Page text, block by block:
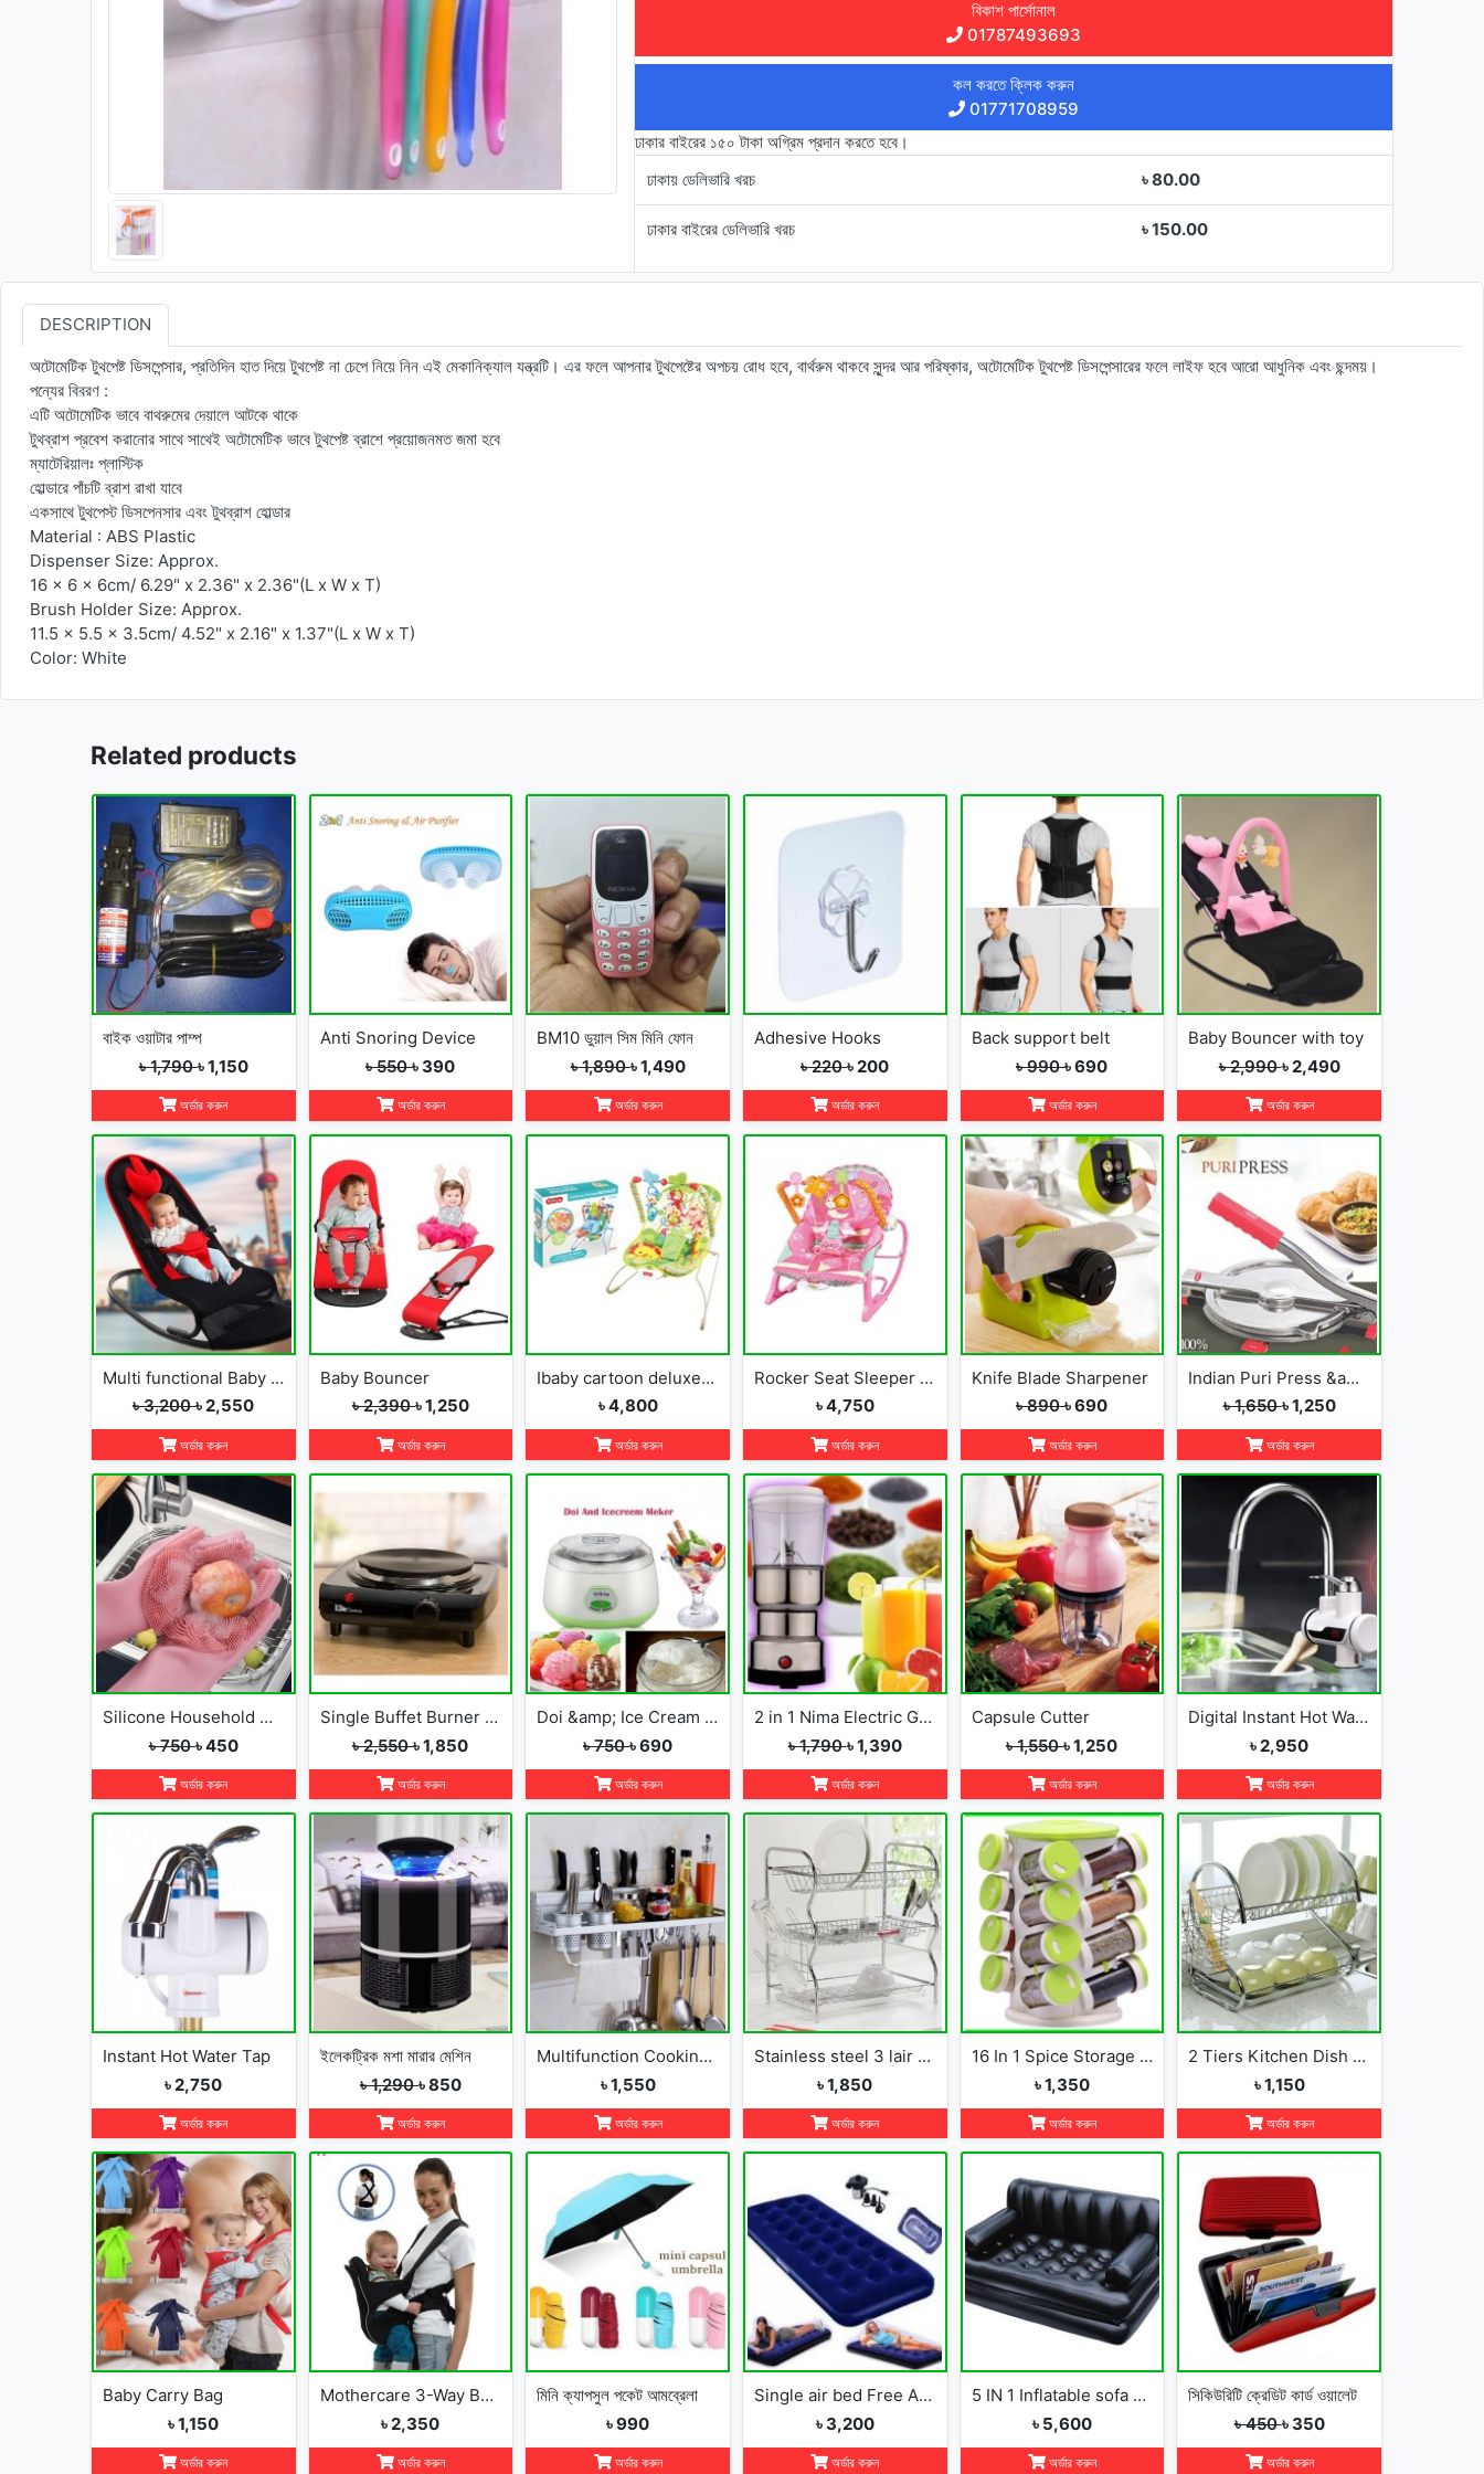
বিকাশ পার্সোনাল
01787493693
কল করতে ক্লিক করুন
01771708959
ঢাকার বাইরের ১৫০ টাকা অগ্রিম প্রদান করতে হবে।
ঢাকায় ডেলিভারি খরচ
৳ 80.00
ঢাকার বাইরের ডেলিভারি খরচ ৳ 150.00
DESCRIPTION
অটোমেটিক টুথপেষ্ট ডিসপেন্সার, প্রতিদিন হাত দিয়ে টুথপেষ্ট না চেপে নিয়ে নিন এই মেকানিক্যাল যন্ত্রটি। এর ফলে আপনার টুথপেষ্টের অপচয় রোধ হবে, বার্থরুম থাকবে সুন্দর আর পরিষ্কার, অটোমেটিক টুথপেষ্ট ডিসপেন্সারের ফলে লাইফ হবে আরো আধুনিক এবং ছন্দময়।
পন্যের বিবরণ :
এটি অটোমেটিক ভাবে বাথরুমের দেয়ালে আটকে থাকে
টুথব্রাশ প্রবেশ করানোর সাথে সাথেই অটোমেটিক ভাবে টুথপেষ্ট ব্রাশে প্রয়োজনমত জমা হবে
ম্যাটেরিয়ালঃ প্লাস্টিক
হোল্ডারে পাঁচটি ব্রাশ রাখা যাবে
একসাথে টুথপেস্ট ডিসপেনসার এবং টুথব্রাশ হোল্ডার
Material : ABS Plastic
Dispenser Size: Approx.
16 x 6 x 6cm/ 6.29" x 2.36" x 2.36"(L x W x T)
Brush Holder Size: Approx.
11.5 x 5.5 x 3.5cm/ 4.52" x 2.16" x 1.37"(L x W x T)
Color: White
Related products
বাইক ওয়াটার পাম্প
৳ 1,790৳ 1,150
অর্ডার করুন
Anti Snoring Device
৳ 550৳ 390
অর্ডার করুন
BM10 ডুয়াল সিম মিনি ফোন
৳ 1,890৳ 1,490
অর্ডার করুন
Adhesive Hooks
৳ 220৳ 200
অর্ডার করুন
Back support belt
৳ 990৳ 690
অর্ডার করুন
Baby Bouncer with toy
৳ 2,990৳ 2,490
অর্ডার করুন
Multi functional Baby Rocking Chair with Adjustable Angle and Safety Belt
৳ 3,200৳ 2,550
অর্ডার করুন
Baby Bouncer
৳ 2,390৳ 1,250
অর্ডার করুন
Ibaby cartoon deluxe baby bouncer
৳ 4,800
অর্ডার করুন
Rocker Seat Sleeper Swing Bouncer Toy Chair Baby
৳ 4,750
অর্ডার করুন
Knife Blade Sharpener
৳ 890৳ 690
অর্ডার করুন
Indian Puri Press &amp; Ruti Maker
৳ 1,650৳ 1,250
অর্ডার করুন
Silicone Household Kitchen Washing Glove(2pcs)
৳ 750৳ 450
অর্ডার করুন
Single Buffet Burner Electric Hot Plate
৳ 2,550৳ 1,850
অর্ডার করুন
Doi &amp; Ice Cream Maker
৳ 750৳ 690
অর্ডার করুন
2 in 1 Nima Electric Grinder &amp; Blender
৳ 1,790৳ 1,390
অর্ডার করুন
Capsule Cutter
৳ 1,550৳ 1,250
অর্ডার করুন
Digital Instant Hot Water Tap
৳ 2,950
অর্ডার করুন
Instant Hot Water Tap
৳ 2,750
অর্ডার করুন
ইলেকট্রিক মশা মারার মেশিন
৳ 1,290৳ 850
অর্ডার করুন
Multifunction Cooking Tools Storage Rack Holder Kitchen Organizer
৳ 1,550
অর্ডার করুন
Stainless steel 3 lair dish rack
৳ 1,850
অর্ডার করুন
16 In 1 Spice Storage Rack
৳ 1,350
অর্ডার করুন
2 Tiers Kitchen Dish Cup Drying Rack-2019
৳ 1,150
অর্ডার করুন
Baby Carry Bag
৳ 1,150
অর্ডার করুন
Mothercare 3-Way Baby Carrier
৳ 2,350
অর্ডার করুন
মিনি ক্যাপসুল পকেট আমব্রেলা
৳ 990
অর্ডার করুন
Single air bed Free Air Pumper
৳ 3,200
অর্ডার করুন
5 IN 1 Inflatable sofa cum bed
৳ 5,600
অর্ডার করুন
সিকিউরিটি ক্রেডিট কার্ড ওয়ালেট
৳ 450৳ 350
অর্ডার করুন